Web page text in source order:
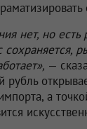
нет, но есть
—
рубль
а